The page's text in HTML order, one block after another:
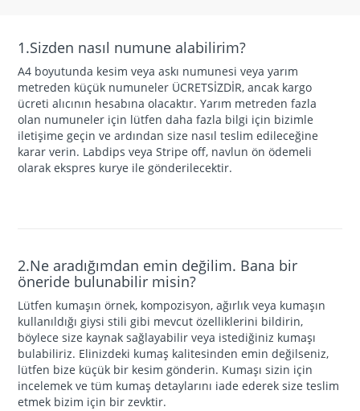
1.Sizden nasıl numune alabilirim?
A4 boyutunda kesim veya askı numunesi veya yarım
metreden küçük numuneler ÜCRETSİZDİR, ancak kargo
ücreti alıcının hesabına olacaktır. Yarım metreden fazla
olan numuneler için lütfen daha fazla bilgi için bizimle
iletişime geçin ve ardından size nasıl teslim edileceğine
karar verin. Labdips veya Stripe off, navlun ön ödemeli
olarak ekspres kurye ile gönderilecektir.
2.Ne aradığımdan emin değilim. Bana bir
öneride bulunabilir misin?
Lütfen kumaşın örnek, kompozisyon, ağırlık veya kumaşın
kullanıldığı giysi stili gibi mevcut özelliklerini bildirin,
böylece size kaynak sağlayabilir veya istediğiniz kumaşı
bulabiliriz. Elinizdeki kumaş kalitesinden emin değilseniz,
lütfen bize küçük bir kesim gönderin. Kumaşı sizin için
incelemek ve tüm kumaş detaylarını iade ederek size teslim
etmek bizim için bir zevktir.